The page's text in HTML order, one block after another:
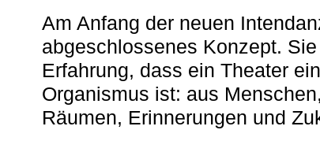
Am Anfang der neuen
abgeschlossenes Konzept.
Erfahrung, dass ein Theater
Organismus ist: aus
Räumen, Erinnerungen und